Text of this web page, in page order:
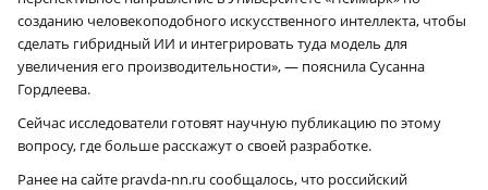
созданию человекоподобного искусственного интеллекта, чтобы
сделать гибридный ИИ и интегрировать туда модель для
увеличения его производительности», — пояснила Сусанна
Гордлеева.
Сейчас исследователи готовят научную публикацию по этому
вопросу, где больше расскажут о своей разработке.
Ранее на сайте pravda-nn.ru сообщалось, что российский